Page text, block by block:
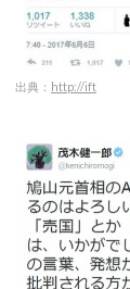
出典： http://ift